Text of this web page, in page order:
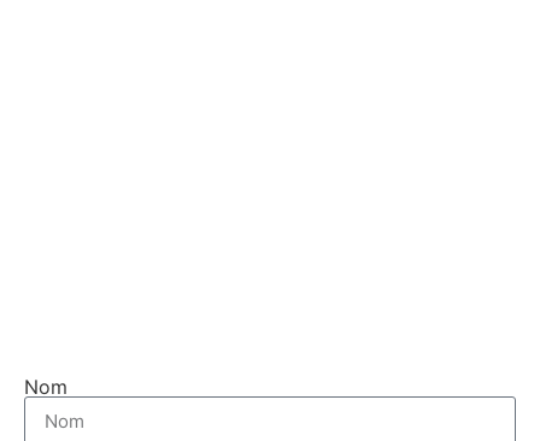
Nom